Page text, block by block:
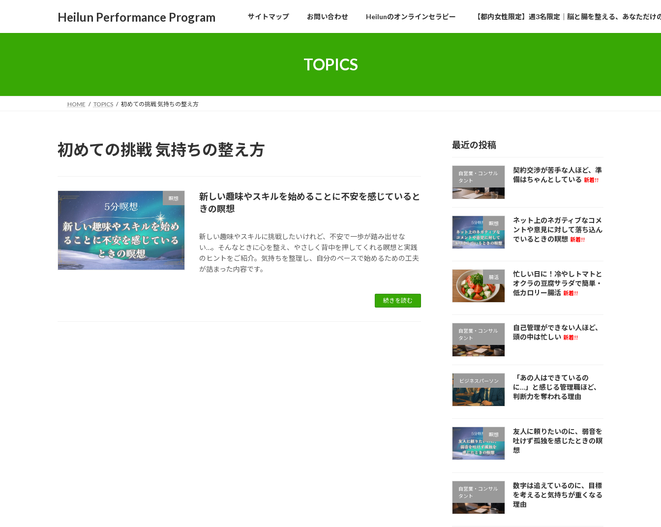
Heilun Performance Program サイトマップ お問い合わせ Heilunのオンラインセラピー 【都内女性限定】週3名限定｜脳と腸を整える、あなただ
TOPICS
HOME TOPICS 初めての挑戦 気持ちの整え方
初めての挑戦 気持ちの整え方
瞑想
新しい趣味やスキルを始めることに不安を感じていると
きの瞑想
新しい趣味やスキルに挑戦したいけれど、不安で一歩が踏み出せな
い…。そんなときに心を整え、やさしく背中を押してくれる瞑想と実践
のヒントをご紹介。気持ちを整理し、自分のペースで始めるための工夫
が詰まった内容です。
続きを読む
最近の投稿
自営業・コンサル
タント
契約交渉が苦手な人ほど、準
備はちゃんとしている 新着!!
瞑想
ネット上のネガティブなコメ
ントや意見に対して落ち込ん
でいるときの瞑想 新着!!
腸活
忙しい日に！冷やしトマトと
オクラの豆腐サラダで簡単・
低カロリー腸活 新着!!
自営業・コンサル
タント
自己管理ができない人ほど、
頭の中は忙しい 新着!!
ビジネスパーソン
「あの人はできているの
に…」と感じる管理職ほど、
判断力を奪われる理由
瞑想
友人に頼りたいのに、弱音を
吐けず孤独を感じたときの瞑
想
自営業・コンサル
タント
数字は追えているのに、目標
を考えると気持ちが重くなる
理由